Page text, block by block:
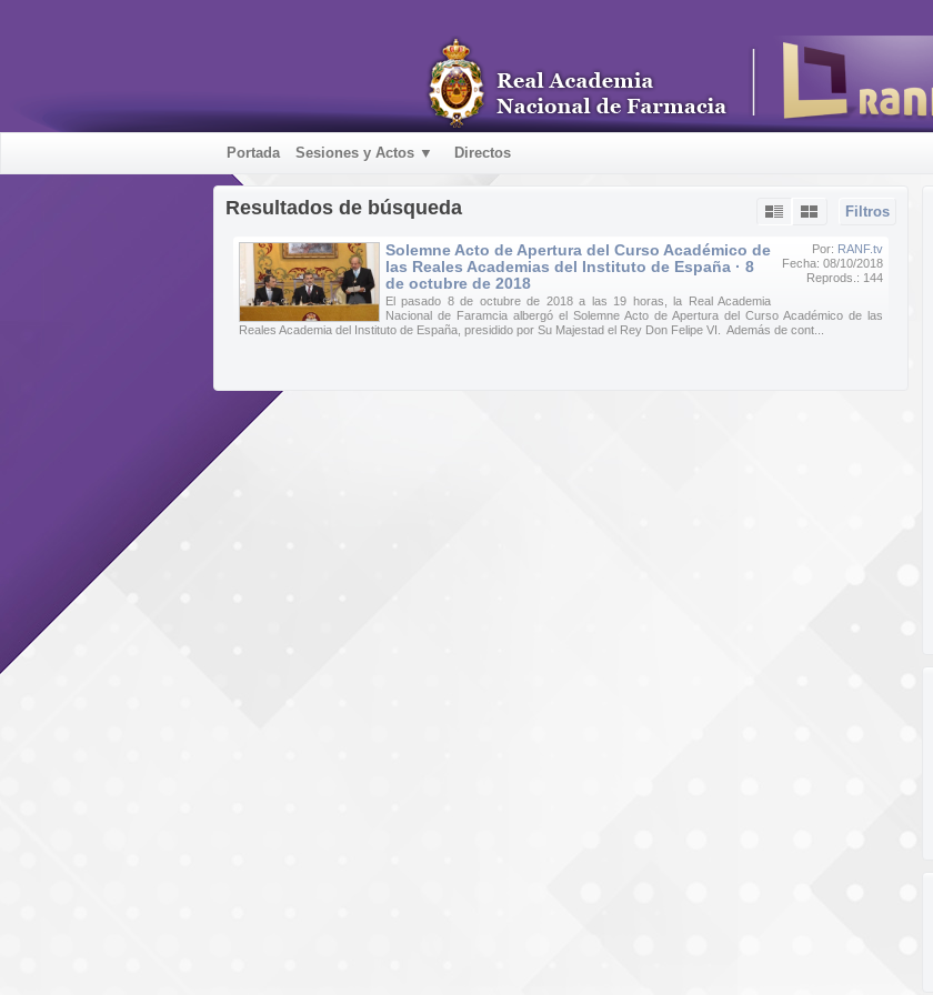
Portada Sesiones y Actos ▼ Directos
Filtros
Resultados de búsqueda
Por: RANF.tv
Fecha: 08/10/2018
Reprods.: 144
Solemne Acto de Apertura del Curso Académico de
las Reales Academias del Instituto de España · 8
de octubre de 2018
El pasado 8 de octubre de 2018 a las 19 horas, la Real Academia
Nacional de Faramcia albergó el Solemne Acto de Apertura del Curso Académico de las
Reales Academia del Instituto de España, presidido por Su Majestad el Rey Don Felipe VI. Además de cont...